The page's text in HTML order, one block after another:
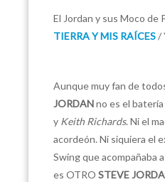
El Jordan y sus Moco de
TIERRA Y MIS RAÍCES/
Aunque muy fan de
JORDANno es el
y Keith Richards. Ni el
acordeón. Ni siquiera el
Swing que acompañaba a
es OTRO STEVE